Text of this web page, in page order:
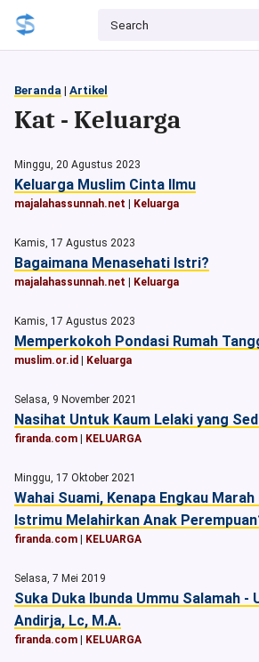
Beranda | Artikel
Kat - Keluarga
Minggu, 20 Agustus 2023
Keluarga Muslim Cinta Ilmu
majalahassunnah.net Keluarga
Kamis, 17 Agustus 2023
Bagaimana Menasehati Istri?
majalahassunnah.net Keluarga
Kamis, 17 Agustus 2023
Memperkokoh Pondasi Rumah
muslim.or.id Keluarga
Selasa, 9 November 2021
Nasihat Untuk Kaum Lelaki yang
firanda.com KELUARGA
Minggu, 17 Oktober 2021
Wahai Suami, Kenapa Engkau
Istrimu Melahirkan Anak
firanda.com KELUARGA
Selasa, 7 Mei 2019
Suka Duka Ibunda Ummu Salamah -
Andirja, Lc, M.A.
firanda.com KELUARGA